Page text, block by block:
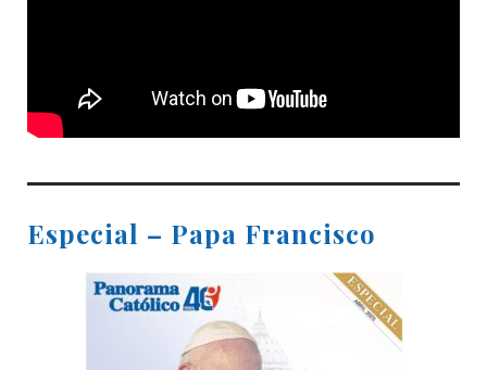
Especial – Papa Francisco